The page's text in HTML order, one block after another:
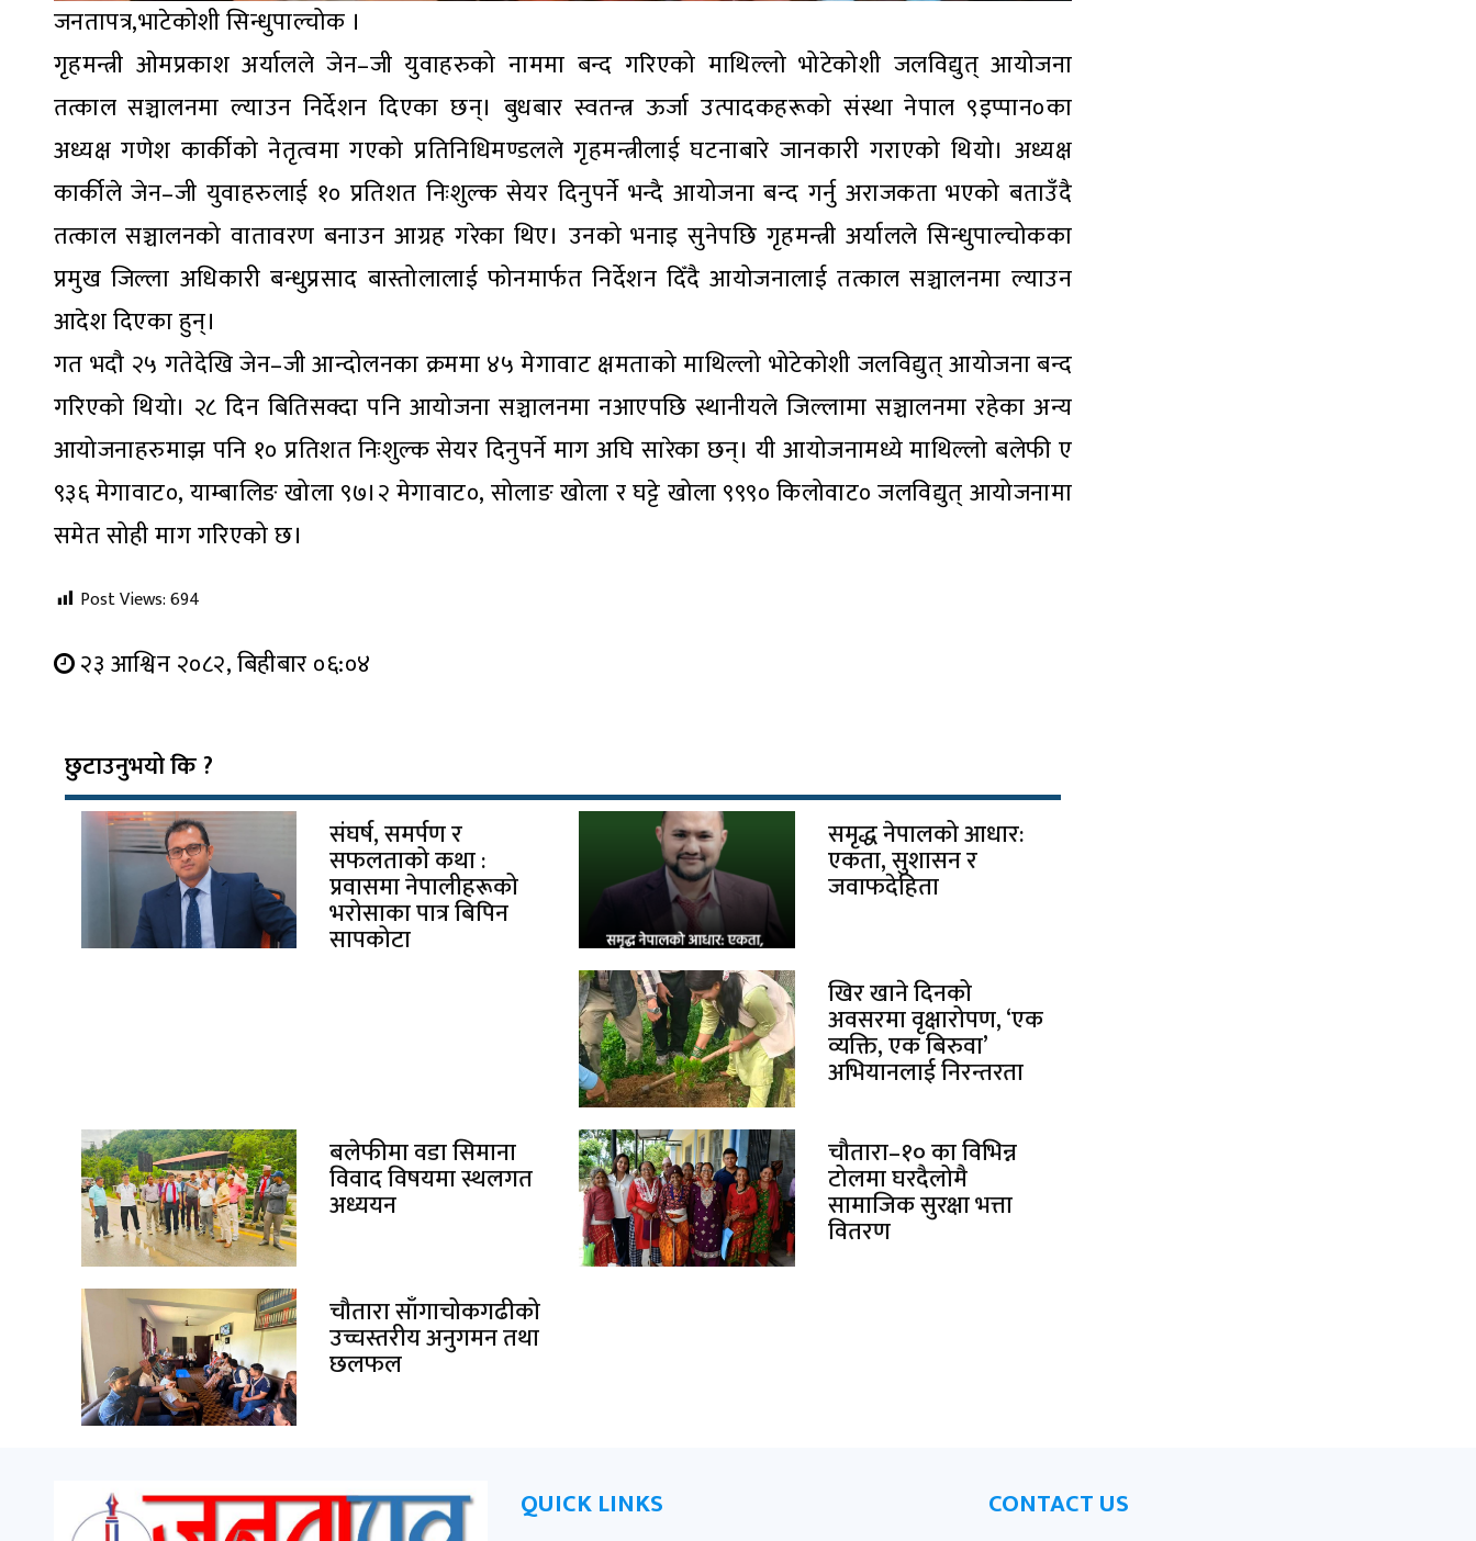
जनतापत्र,भाटेकोशी सिन्धुपाल्चोक ।
गृहमन्त्री ओमप्रकाश अर्यालले जेन–जी युवाहरुको नाममा बन्द गरिएको माथिल्लो भोटेकोशी जलविद्युत् आयोजना
तत्काल सञ्चालनमा ल्याउन निर्देशन दिएका छन्। बुधबार स्वतन्त्र ऊर्जा उत्पादकहरूको संस्था नेपाल ९इप्पान०का
अध्यक्ष गणेश कार्कीको नेतृत्वमा गएको प्रतिनिधिमण्डलले गृहमन्त्रीलाई घटनाबारे जानकारी गराएको थियो। अध्यक्ष
कार्कीले जेन–जी युवाहरुलाई १० प्रतिशत निःशुल्क सेयर दिनुपर्ने भन्दै आयोजना बन्द गर्नु अराजकता भएको बताउँदै
तत्काल सञ्चालनको वातावरण बनाउन आग्रह गरेका थिए। उनको भनाइ सुनेपछि गृहमन्त्री अर्यालले सिन्धुपाल्चोकका
प्रमुख जिल्ला अधिकारी बन्धुप्रसाद बास्तोलालाई फोनमार्फत निर्देशन दिँदै आयोजनालाई तत्काल सञ्चालनमा ल्याउन
आदेश दिएका हुन्।
गत भदौ २५ गतेदेखि जेन–जी आन्दोलनका क्रममा ४५ मेगावाट क्षमताको माथिल्लो भोटेकोशी जलविद्युत् आयोजना बन्द
गरिएको थियो। २८ दिन बितिसक्दा पनि आयोजना सञ्चालनमा नआएपछि स्थानीयले जिल्लामा सञ्चालनमा रहेका अन्य
आयोजनाहरुमाझ पनि १० प्रतिशत निःशुल्क सेयर दिनुपर्ने माग अघि सारेका छन्। यी आयोजनामध्ये माथिल्लो बलेफी ए
९३६ मेगावाट०, याम्बालिङ खोला ९७।२ मेगावाट०, सोलाङ खोला र घट्टे खोला ९९९० किलोवाट० जलविद्युत् आयोजनामा
समेत सोही माग गरिएको छ।
Post Views:694
२३ आश्विन २०८२, बिहीबार ०६:०४
छुटाउनुभयो कि ?
संघर्ष, समर्पण र
सफलताको कथा :
प्रवासमा नेपालीहरूको
भरोसाका पात्र बिपिन
सापकोटा
समृद्ध नेपालको आधार:
एकता, सुशासन र
जवाफदेहिता
खिर खाने दिनको
अवसरमा वृक्षारोपण, ‘एक
व्यक्ति, एक बिरुवा’
अभियानलाई निरन्तरता
बलेफीमा वडा सिमाना
विवाद विषयमा स्थलगत
अध्ययन
चौतारा–१० का विभिन्न
टोलमा घरदैलोमै
सामाजिक सुरक्षा भत्ता
वितरण
चौतारा साँगाचोकगढीको
उच्चस्तरीय अनुगमन तथा
छलफल
QUICK LINKS CONTACT US